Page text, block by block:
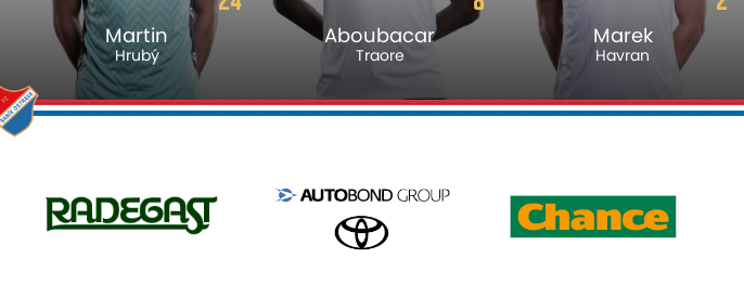
Martin
Hrubý
Aboubacar
Traore
Marek
Havran